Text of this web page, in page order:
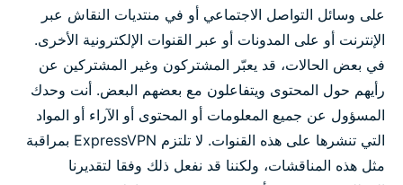
على وسائل التواصل الاجتماعي أو في منتديات النقاش عبر
الإنترنت أو على المدونات أو عبر القنوات الإلكترونية الأخرى.
في بعض الحالات، قد يعبّر المشتركون وغير المشتركين عن
رأيهم حول المحتوى ويتفاعلون مع بعضهم البعض. أنت وحدك
المسؤول عن جميع المعلومات أو المحتوى أو الآراء أو المواد
التي تنشرها على هذه القنوات. لا تلتزم ExpressVPN بمراقبة
مثل هذه المناقشات، ولكننا قد نفعل ذلك وفقا لتقديرنا